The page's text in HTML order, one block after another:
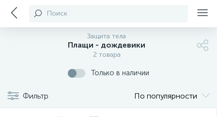
Поиск
Защита тела
Плащи - дождевики
2 товара
Только в наличии
Фильтр По популярности